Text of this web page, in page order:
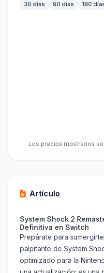
30 días 90 días 180
Los precios mostrados
Artículo
System Shock 2
Definitiva en Switch
Prepárate para
palpitante de System
optimizado para la